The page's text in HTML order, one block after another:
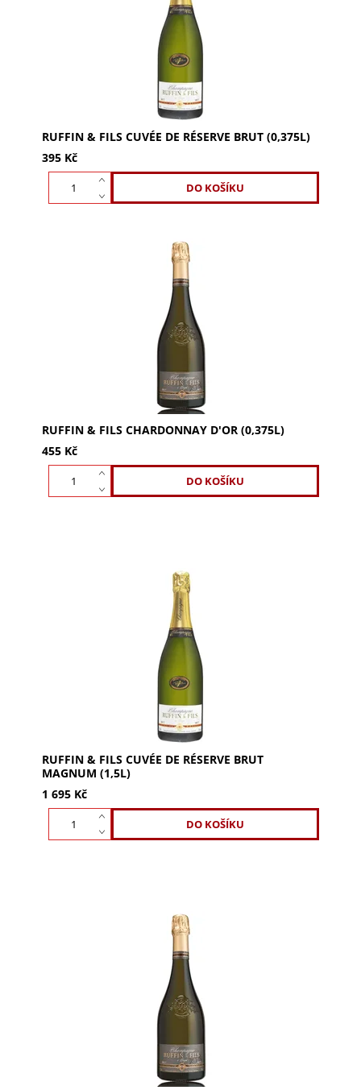
RUFFIN & FILS CUVÉE DE RÉSERVE BRUT (0,375L)
395 Kč
Ruffin & Fils Chardonnay d'Or 0,375l - elegance ze
100% Chardonnay. Slámová barva, buket bílých
broskví a mirabelek s citronovým podtónem.
RUFFIN & FILS CHARDONNAY D'OR (0,375L)
455 Kč
Ruffin & Fils Cuvée de Réserve Brut Magnum (1,5l)
je elegantní šampaňské z 70% Pinot Meunier, 10%
Pinot Noir a 20% Chardonnay. Okouzlete své
RUFFIN & FILS CUVÉE DE RÉSERVE BRUT
MAGNUM (1,5L)
1 695 Kč
Objevte Ruffin & Fils Chardonnay d'Or 0,75l.
Elegantní víno ze 100% Chardonnay s vůní bílých
broskví, mirabelek a citronu. Ideální pro každou...